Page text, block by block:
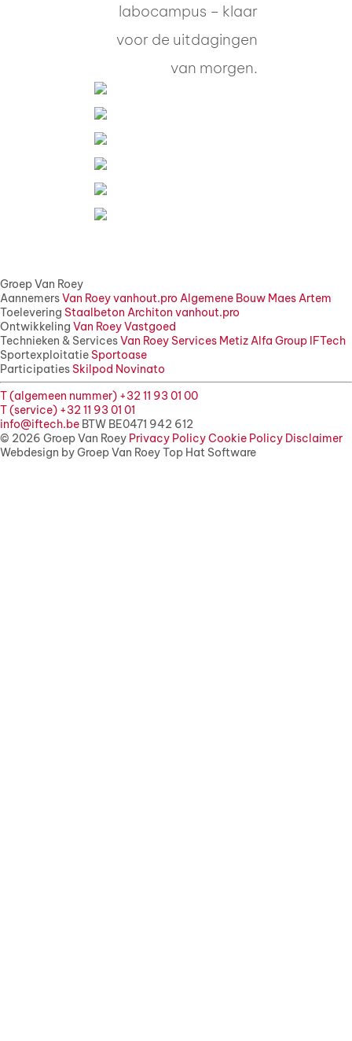
labocampus – klaar
voor de uitdagingen
van morgen.
Groep Van Roey
AannemersVan Roeyvanhout.pro Algemene Bouw Maes Artem
Toelevering Staalbeton Architon vanhout.pro
Ontwikkeling Van Roey Vastgoed
Technieken & ServicesVan Roey Services Metiz Alfa Group IFTech
Sportexploitatie Sportoase
Participaties Skilpod Novinato
T (algemeen nummer) +32 11 93 01 00
T (service) +32 11 93 01 01
info@iftech.be BTW BE0471 942 612
© 2026 Groep Van Roey Privacy PolicyCookie Policy Disclaimer
Webdesign by Groep Van RoeyTop Hat Software